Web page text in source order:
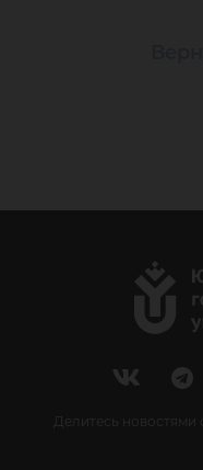
Делитесь